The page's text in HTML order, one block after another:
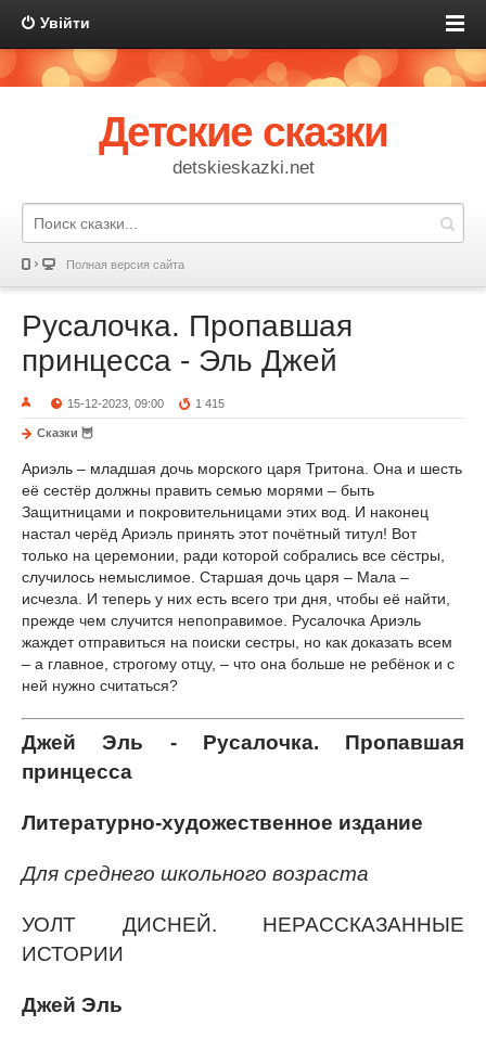
Увійти
Детские сказки
detskieskazki.net
Полная версия сайта
Русалочка. Пропавшая
принцесса - Эль Джей
15-12-2023, 09:00 1 415
Сказки 🦉
Ариэль – младшая дочь морского царя Тритона. Она и шесть
её сестёр должны править семью морями – быть
Защитницами и покровительницами этих вод. И наконец
настал черёд Ариэль принять этот почётный титул! Вот
только на церемонии, ради которой собрались все сёстры,
случилось немыслимое. Старшая дочь царя – Мала –
исчезла. И теперь у них есть всего три дня, чтобы её найти,
прежде чем случится непоправимое. Русалочка Ариэль
жаждет отправиться на поиски сестры, но как доказать всем
– а главное, строгому отцу, – что она больше не ребёнок и с
ней нужно считаться?
Джей Эль - Русалочка. Пропавшая
принцесса
Литературно-художественное издание
Для среднего школьного возраста
УОЛТ ДИСНЕЙ. НЕРАССКАЗАННЫЕ
ИСТОРИИ
Джей Эль